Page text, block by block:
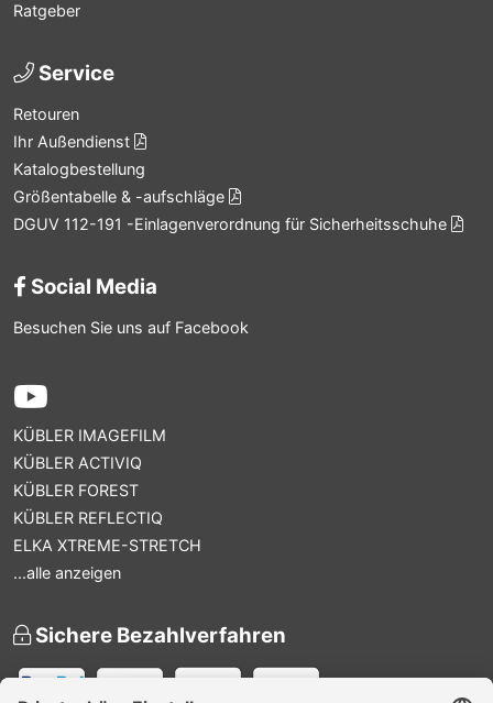
Ratgeber
Service
Retouren
Ihr Außendienst
Katalogbestellung
Größentabelle & -aufschläge
DGUV 112-191 -Einlagenverordnung für Sicherheitsschuhe
Social Media
Besuchen Sie uns auf Facebook
KÜBLER IMAGEFILM
KÜBLER ACTIVIQ
KÜBLER FOREST
KÜBLER REFLECTIQ
ELKA XTREME-STRETCH
...alle anzeigen
Sichere Bezahlverfahren